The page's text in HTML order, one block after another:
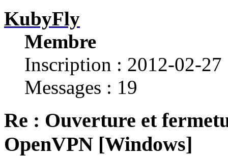
KubyFly
Membre
Inscription : 2012-02-27
Messages : 19
Re : Ouverture et
OpenVPN [Windows]